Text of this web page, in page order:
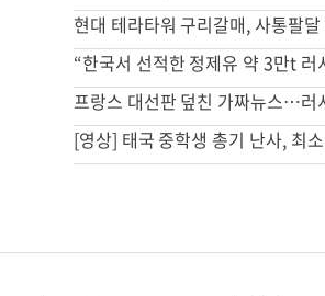
프랑스 대선판 덮친 가짜뉴스…러